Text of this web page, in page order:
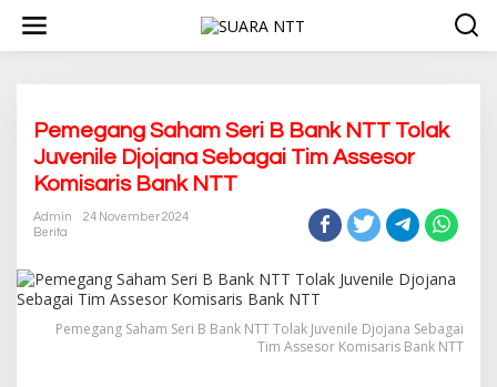
w
Pemegang Saham Seri B Bank NTT Tolak
Juvenile Djojana Sebagai Tim Assesor
Komisaris Bank NTT
Admin
24 November 2024
Berita
Pemegang Saham Seri B Bank NTT Tolak Juvenile Djojana Sebagai
Tim Assesor Komisaris Bank NTT